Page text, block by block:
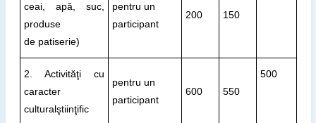
ceai, apă, suc,
produse
de patiserie)
pentru un
participant
200 150
2. Activităţi cu
caracter
culturalştiinţific
pentru un
participant
600 550
500